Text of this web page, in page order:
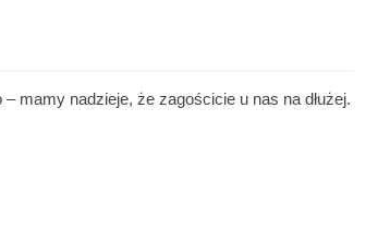
mamy nadzieje, że zagościcie u nas na dłużej.